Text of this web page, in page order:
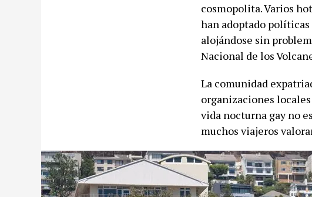
cosmopolita. Varios
han adoptado
alojándose sin
Nacional de los
La comunidad
organizaciones
vida nocturna gay no
muchos viajeros